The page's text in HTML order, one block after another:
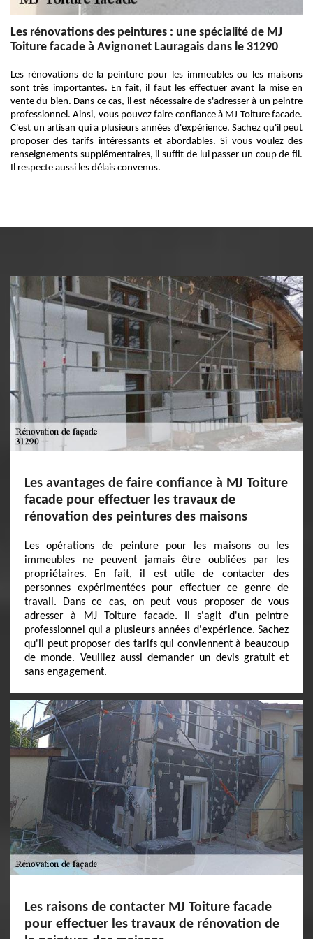
Les rénovations des peintures : une spécialité de MJ
Toiture facade à Avignonet Lauragais dans le 31290
Les rénovations de la peinture pour les immeubles ou les maisons
sont très importantes. En fait, il faut les effectuer avant la mise en
vente du bien. Dans ce cas, il est nécessaire de s'adresser à un peintre
professionnel. Ainsi, vous pouvez faire confiance à MJ Toiture facade.
C'est un artisan qui a plusieurs années d'expérience. Sachez qu'il peut
proposer des tarifs intéressants et abordables. Si vous voulez des
renseignements supplémentaires, il suffit de lui passer un coup de fil.
Il respecte aussi les délais convenus.
Les avantages de faire confiance à MJ Toiture
facade pour effectuer les travaux de
rénovation des peintures des maisons
Les opérations de peinture pour les maisons ou les
immeubles ne peuvent jamais être oubliées par les
propriétaires. En fait, il est utile de contacter des
personnes expérimentées pour effectuer ce genre de
travail. Dans ce cas, on peut vous proposer de vous
adresser à MJ Toiture facade. Il s'agit d'un peintre
professionnel qui a plusieurs années d'expérience. Sachez
qu'il peut proposer des tarifs qui conviennent à beaucoup
de monde. Veuillez aussi demander un devis gratuit et
sans engagement.
Les raisons de contacter MJ Toiture facade
pour effectuer les travaux de rénovation de